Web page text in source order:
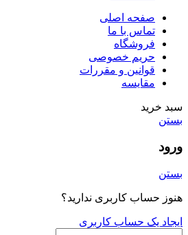
صفحه اصلی
تماس با ما
فروشگاه
حریم خصوصی
قوانین و مقررات
مقایسه
سبد خرید
بستن
ورود
بستن
هنوز حساب کاربری ندارید؟
ایجاد یک حساب کاربری